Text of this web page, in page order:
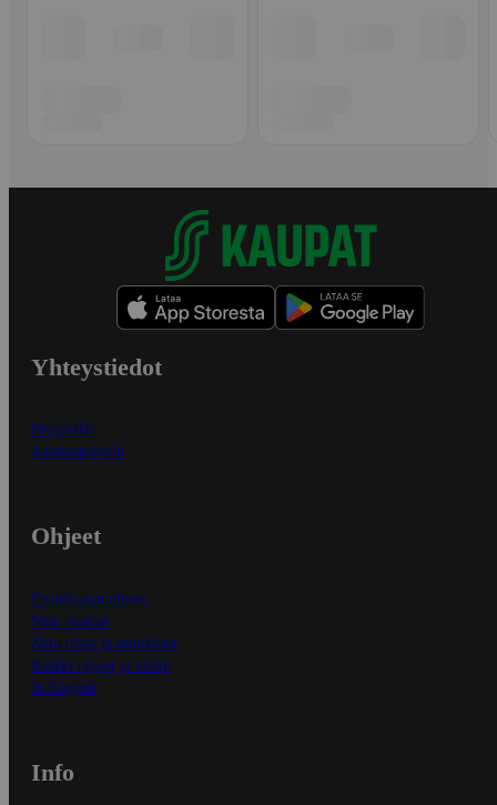
Yhteystiedot
Myymälät
Asiakaspalvelu
Ohjeet
Ensitilaajan ohjeet
Näin maksat
Näin tilaat ja muokkaat
Kaikki ohjeet ja vinkit
In English
Info